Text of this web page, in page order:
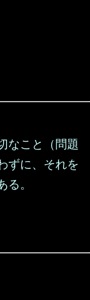
なこと（問題
ずに、それを
る。